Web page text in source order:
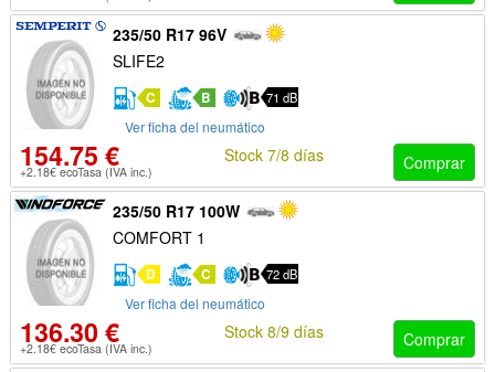
235/50 R17 96V
SLIFE2
C B 71 dB
Ver ficha del neumático
154.75 €
+2.18€ ecoTasa (IVA inc.) Comprar
Stock 7/8 días
235/50 R17 100W
COMFORT 1
D C 72 dB
Ver ficha del neumático
136.30 €
+2.18€ ecoTasa (IVA inc.) Comprar
Stock 8/9 días